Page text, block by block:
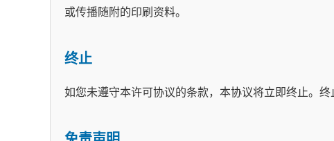
或传播随附的印刷资料。
终止
如您未遵守本许可协议的条款，本协议将立即终止。